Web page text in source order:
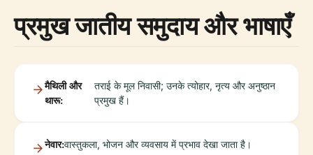
प्रमुख जातीय समुदाय और भाषाएँ
मैथिली और
थारू:
तराई के मूल निवासी; उनके त्योहार, नृत्य और अनुष्ठान
प्रमुख हैं।
नेवार:वास्तुकला, भोजन और व्यवसाय में प्रभाव देखा जाता है।